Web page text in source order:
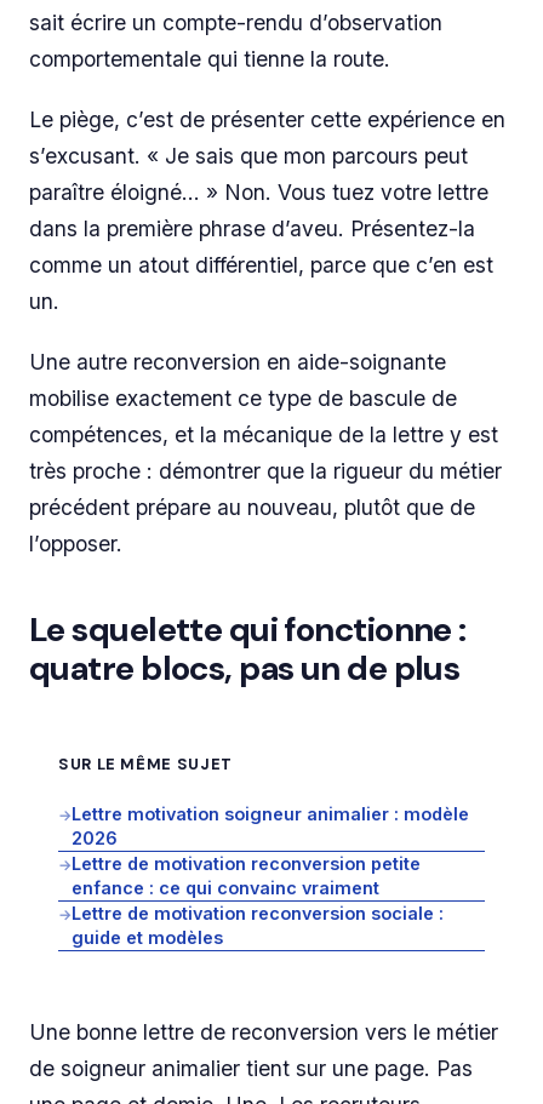
sait écrire un compte-rendu d’observation
comportementale qui tienne la route.
Le piège, c’est de présenter cette expérience en
s’excusant. « Je sais que mon parcours peut
paraître éloigné… » Non. Vous tuez votre lettre
dans la première phrase d’aveu. Présentez-la
comme un atout différentiel, parce que c’en est
un.
Une autre reconversion en aide-soignante
mobilise exactement ce type de bascule de
compétences, et la mécanique de la lettre y est
très proche : démontrer que la rigueur du métier
précédent prépare au nouveau, plutôt que de
l’opposer.
Le squelette qui fonctionne :
quatre blocs, pas un de plus
SUR LE MÊME SUJET
→Lettre motivation soigneur animalier : modèle
2026
→Lettre de motivation reconversion petite
enfance : ce qui convainc vraiment
→Lettre de motivation reconversion sociale :
guide et modèles
Une bonne lettre de reconversion vers le métier
de soigneur animalier tient sur une page. Pas